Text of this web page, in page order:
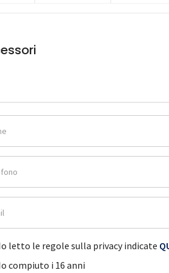
letto le regole sulla privacy indicate
compiuto i 16 anni